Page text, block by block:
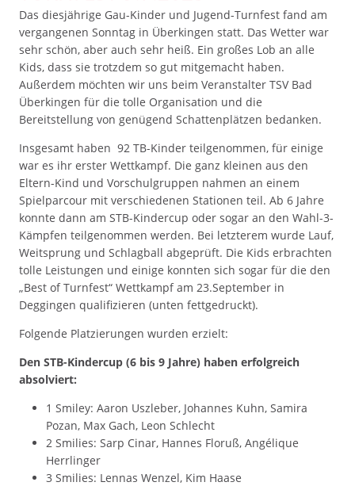
Das diesjährige Gau-Kinder und Jugend-Turnfest fand am
vergangenen Sonntag in Überkingen statt. Das Wetter war
sehr schön, aber auch sehr heiß. Ein großes Lob an alle
Kids, dass sie trotzdem so gut mitgemacht haben.
Außerdem möchten wir uns beim Veranstalter TSV Bad
Überkingen für die tolle Organisation und die
Bereitstellung von genügend Schattenplätzen bedanken.
Insgesamt haben 92 TB-Kinder teilgenommen, für einige
war es ihr erster Wettkampf. Die ganz kleinen aus den
Eltern-Kind und Vorschulgruppen nahmen an einem
Spielparcour mit verschiedenen Stationen teil. Ab 6 Jahre
konnte dann am STB-Kindercup oder sogar an den Wahl-3-
Kämpfen teilgenommen werden. Bei letzterem wurde Lauf,
Weitsprung und Schlagball abgeprüft. Die Kids erbrachten
tolle Leistungen und einige konnten sich sogar für die den
„Best of Turnfest“ Wettkampf am 23.September in
Deggingen qualifizieren (unten fettgedruckt).
Folgende Platzierungen wurden erzielt:
Den STB-Kindercup (6 bis 9 Jahre) haben erfolgreich
absolviert:
1 Smiley: Aaron Uszleber, Johannes Kuhn, Samira
Pozan, Max Gach, Leon Schlecht
2 Smilies: Sarp Cinar, Hannes Floruß, Angélique
Herrlinger
3 Smilies: Lennas Wenzel, Kim Haase